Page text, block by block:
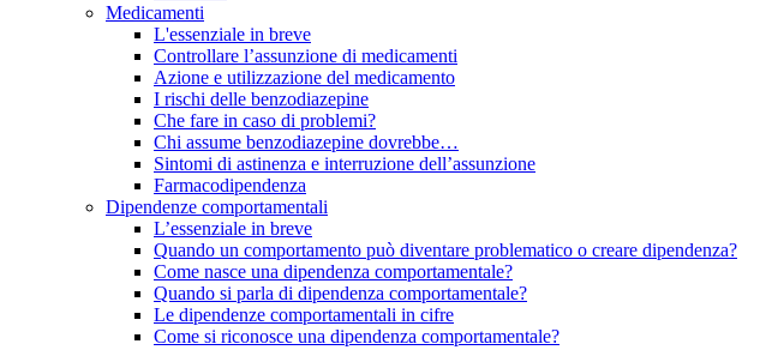
Medicamenti
L'essenziale in breve
Controllare l’assunzione di medicamenti
Azione e utilizzazione del medicamento
I rischi delle benzodiazepine
Che fare in caso di problemi?
Chi assume benzodiazepine dovrebbe…
Sintomi di astinenza e interruzione dell’assunzione
Farmacodipendenza
Dipendenze comportamentali
L’essenziale in breve
Quando un comportamento può diventare problematico o creare dipendenza?
Come nasce una dipendenza comportamentale?
Quando si parla di dipendenza comportamentale?
Le dipendenze comportamentali in cifre
Come si riconosce una dipendenza comportamentale?